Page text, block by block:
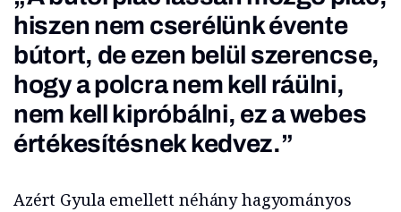
hiszen nem cserélünk évente
bútort, de ezen belül szerencse,
hogy a polcra nem kell ráülni,
nem kell kipróbálni, ez a webes
értékesítésnek kedvez.”
Azért Gyula emellett néhány hagyományos